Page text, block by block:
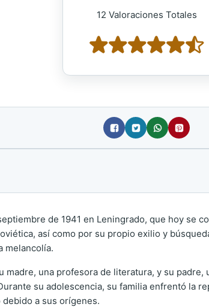
12 Valoraciones Totales
de 1941 en Leningrado, que hoy se
así como por su propio exilio y
melancolía.
una profesora de literatura, y su
su adolescencia, su familia enfrentó la
a sus orígenes.